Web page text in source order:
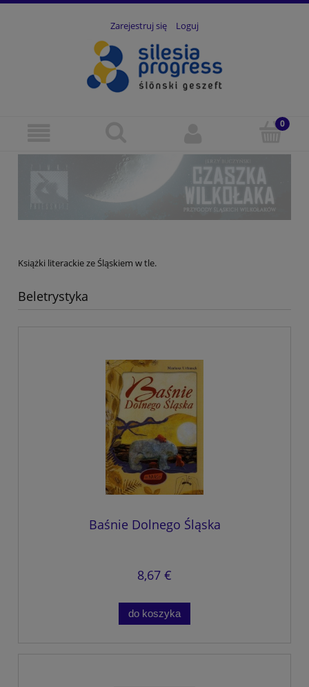
Zarejestruj się Loguj
Książki literackie ze Śląskiem w tle.
Beletrystyka
Baśnie Dolnego Śląska
8,67 €
do koszyka